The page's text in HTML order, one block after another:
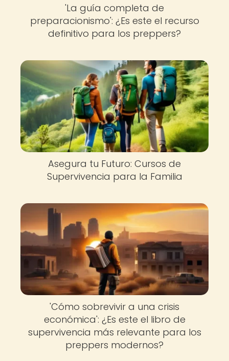
'La guía completa de
preparacionismo': ¿Es este el recurso
definitivo para los preppers?
Asegura tu Futuro: Cursos de
Supervivencia para la Familia
'Cómo sobrevivir a una crisis
económica': ¿Es este el libro de
supervivencia más relevante para los
preppers modernos?